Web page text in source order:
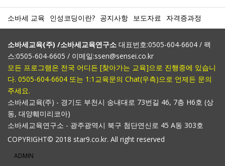
소바세 교육 인성코딩이란? 공지사항 보도자료 자격증과정
소바세교육(주) /소바세교육연구소 대표번호:0505-604-6604 / 팩
스:0505-604-6605 / 이메일:ssen@sensei.co.kr
모든 프로그램은 전국 어디든 [찾아가는 교육]으로 진행중에 있습니
다. 0505-604-6604 또는 1:1교육문의 Chat(우측)으로 언제든 문의
주세요.
소바세교육(주) - 경기도 부천시 송내대로 73번길 46, 7층 H6호 (상
동, 대양훼미리코아)
소바세교육연구소 - 광주광역시 북구 첨단연신로 45 A동 303호
COPYRIGHT© 2018 star9.co.kr. All right reserved
ADMIN